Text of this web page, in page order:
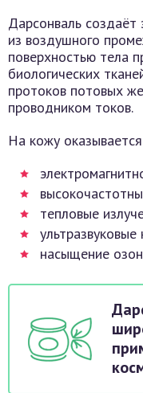
Дарсонваль создаёт
из воздушного
поверхностью тела
биологических
протоков потовых
проводником токов.
На кожу оказывается
тепловые
насыщение